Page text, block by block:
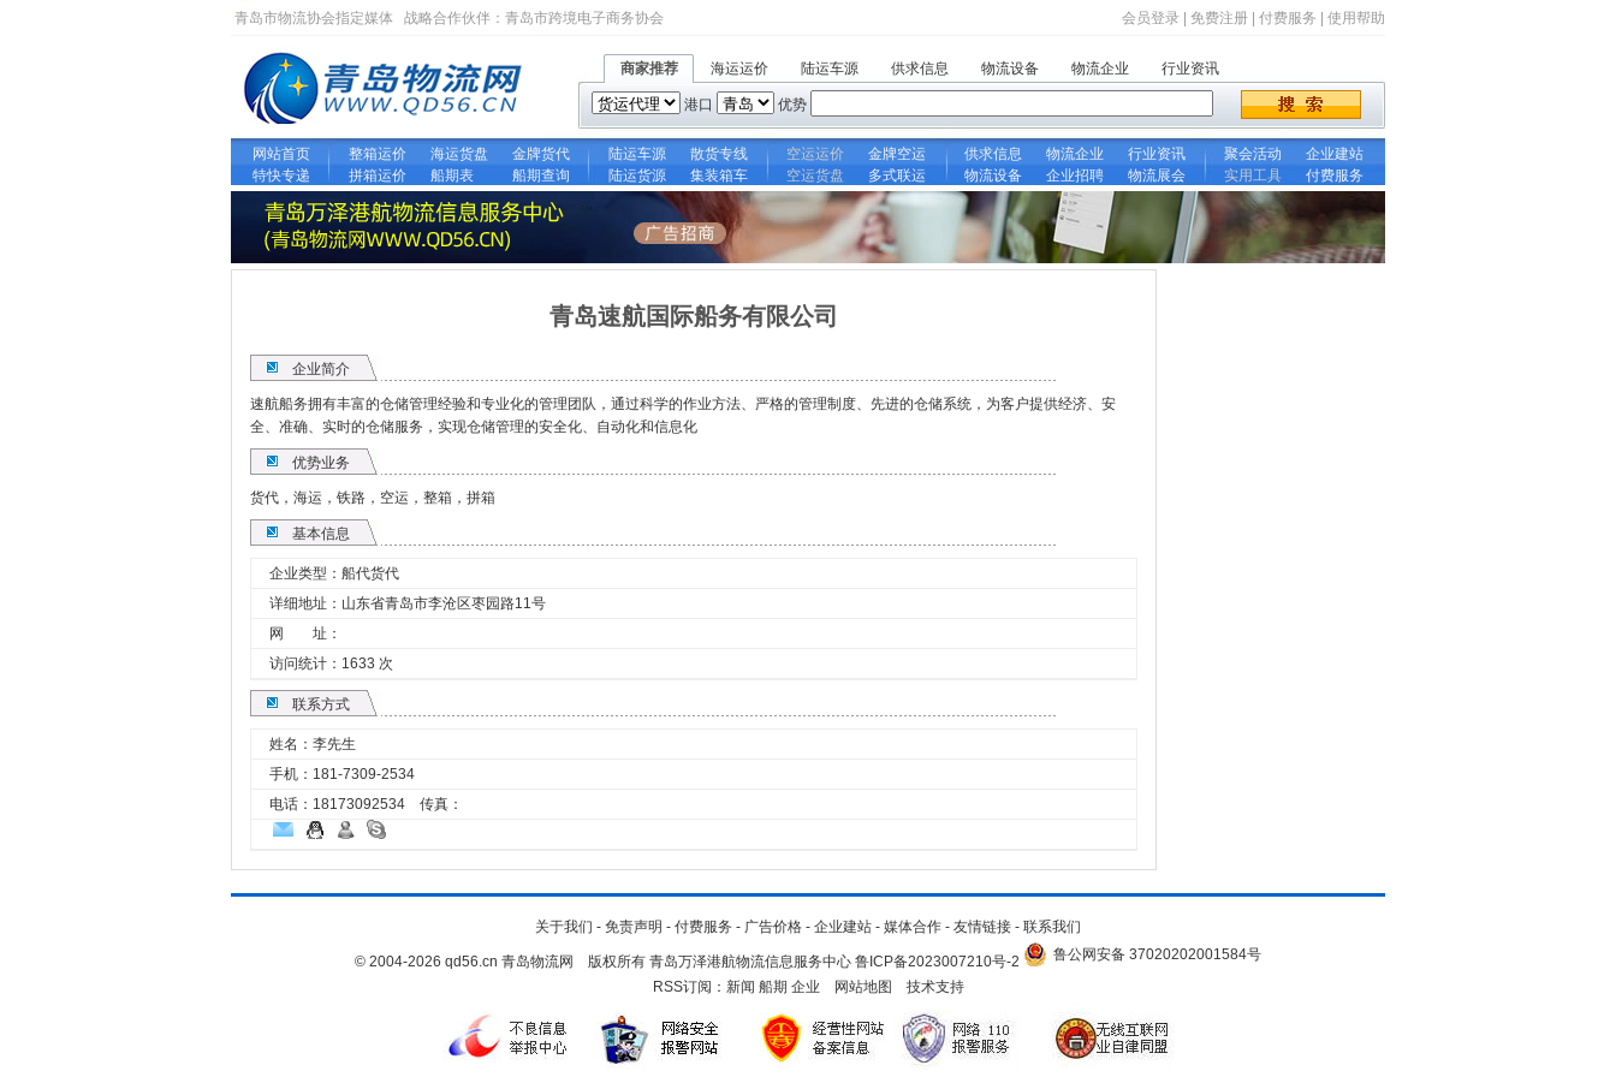
青岛市物流协会指定媒体 战略合作伙伴： 青岛市跨境电子商务协会 会员登录 免费注册 付费服务 使用帮助
商家推荐 海运运价 陆运车源 供求信息 物流设备 物流企业 行业资讯
港口 优势
网站首页 整箱运价 海运货盘 金牌货代 陆运车源 散货专线 空运运价 金牌空运 供求信息 物流企业 行业资讯 聚会活动
企业建站
特快专递
拼箱运价 船期表 船期查询 陆运货源 集装箱车 空运货盘 多式联运 物流设备 企业招聘 物流展会 实用工具 付费服务
青岛速航国际船务有限公司
企业简介
速航船务拥有丰富的仓储管理经验和专业化的管理团队，通过科学的作业方法、严格的管理制度、先进的仓储系统，为客户提供经济、安
全、准确、实时的仓储服务，实现仓储管理的安全化、自动化和信息化
优势业务
货代，海运，铁路，空运，整箱，拼箱
基本信息
企业类型：船代货代
详细地址：山东省青岛市李沧区枣园路11号
网 址：
访问统计：1633 次
联系方式
姓名：李先生
手机： 181-7309-2534
电话：18173092534 传真：
关于我们 - 免责声明 - 付费服务 - 广告价格 - 企业建站 - 媒体合作 - 友情链接 - 联系我们
© 2004-2026 qd56.cn 青岛物流网 版权所有 青岛万泽港航物流信息服务中心 鲁ICP备2023007210号-2
鲁公网安备 37020202001584号
RSS订阅： 新闻 船期 企业 网站地图 技术支持